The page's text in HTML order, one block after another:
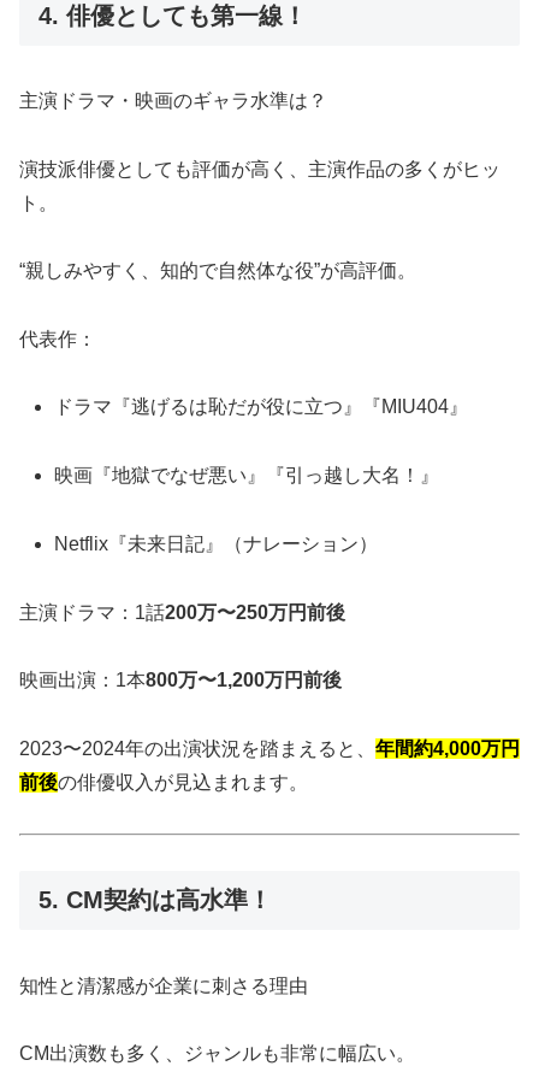
4. 俳優としても第一線！
主演ドラマ・映画のギャラ水準は？
演技派俳優としても評価が高く、主演作品の多くがヒッ
ト。
“親しみやすく、知的で自然体な役”が高評価。
代表作：
ドラマ『逃げるは恥だが役に立つ』『MIU404』
映画『地獄でなぜ悪い』『引っ越し大名！』
Netflix『未来日記』（ナレーション）
主演ドラマ：1話200万〜250万円前後
映画出演：1本800万〜1,200万円前後
2023〜2024年の出演状況を踏まえると、 年間約4,000万円
前後の俳優収入が見込まれます。
5. CM契約は高水準！
知性と清潔感が企業に刺さる理由
CM出演数も多く、ジャンルも非常に幅広い。